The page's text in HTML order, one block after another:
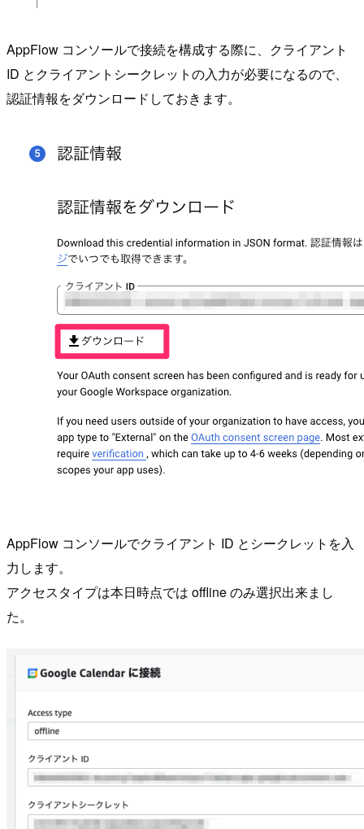
AppFlow コンソールで接続を構成する際に、クライアント
ID とクライアントシークレットの入力が必要になるので、
認証情報をダウンロードしておきます。
AppFlow コンソールでクライアント ID とシークレットを入
力します。
アクセスタイプは本日時点では offline のみ選択出来まし
た。